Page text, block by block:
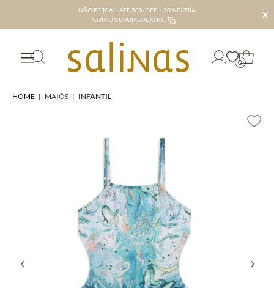
NÃO PERCA! | ATÉ 50% OFF + 20% EXTRA
COM O CUPOM 20EXTRA ✕
0
HOME | MAIÔS | INFANTIL